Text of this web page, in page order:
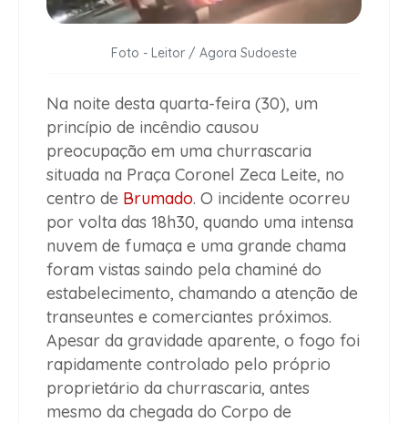
Foto - Leitor / Agora Sudoeste
Na noite desta quarta-feira (30), um
princípio de incêndio causou
preocupação em uma churrascaria
situada na Praça Coronel Zeca Leite, no
centro de Brumado. O incidente ocorreu
por volta das 18h30, quando uma intensa
nuvem de fumaça e uma grande chama
foram vistas saindo pela chaminé do
estabelecimento, chamando a atenção de
transeuntes e comerciantes próximos.
Apesar da gravidade aparente, o fogo foi
rapidamente controlado pelo próprio
proprietário da churrascaria, antes
mesmo da chegada do Corpo de